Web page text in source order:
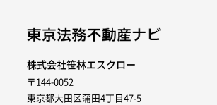
株式会社笹林エスクロー
〒144-0052
東京都大田区蒲田4丁目47-5